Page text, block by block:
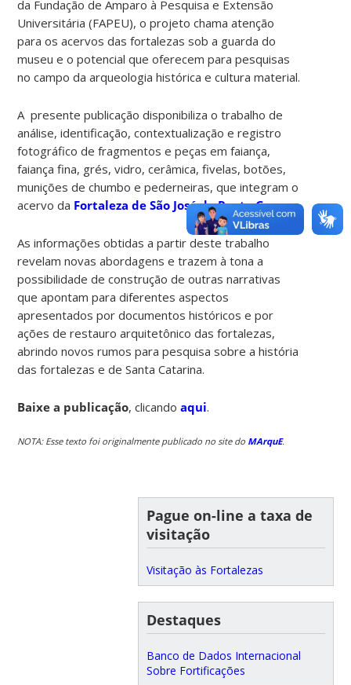
da Fundação de Amparo à Pesquisa e Extensão
Universitária (FAPEU), o projeto chama atenção
para os acervos das fortalezas sob a guarda do
museu e o potencial que oferecem para pesquisas
no campo da arqueologia histórica e cultura material.
A presente publicação disponibiliza o trabalho de
análise, identificação, contextualização e registro
fotográfico de fragmentos e peças em faiança,
faiança fina, grés, vidro, cerâmica, fivelas, botões,
munições de chumbo e pederneiras, que integram o
acervo da Fortaleza de São José da Ponta Grossa.
As informações obtidas a partir deste trabalho
revelam novas abordagens e trazem à tona a
possibilidade de construção de outras narrativas
que apontam para diferentes aspectos
apresentados por documentos históricos e por
ações de restauro arquitetônico das fortalezas,
abrindo novos rumos para pesquisa sobre a história
das fortalezas e de Santa Catarina.
Baixe a publicação, clicandoaqui.
NOTA: Esse texto foi originalmente publicado no site do MArquE.
Pague on-line a taxa de
visitação
Visitação às Fortalezas
Destaques
Banco de Dados Internacional
Sobre Fortificações